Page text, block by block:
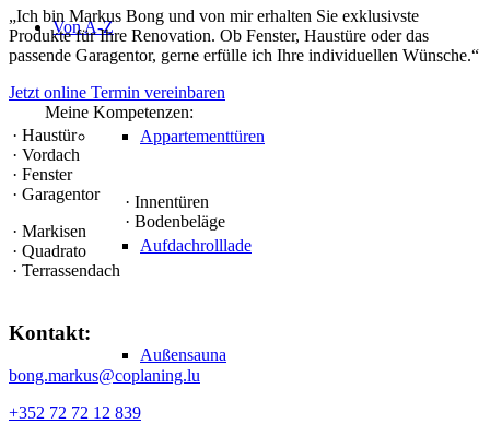
Von A-Z
Appartementtüren
Aufdachrolllade
Außensauna
„Ich bin Markus Bong und von mir erhalten Sie exklusivste
Produkte für Ihre Renovation. Ob Fenster, Haustüre oder das
passende Garagentor, gerne erfülle ich Ihre individuellen Wünsche.“
Jetzt online Termin vereinbaren
Meine Kompetenzen:
· Haustür
· Vordach
· Fenster
· Garagentor
· Markisen
· Quadrato
· Terrassendach
· Innentüren
· Bodenbeläge
Kontakt:
bong.markus@coplaning.lu
+352 72 72 12 839